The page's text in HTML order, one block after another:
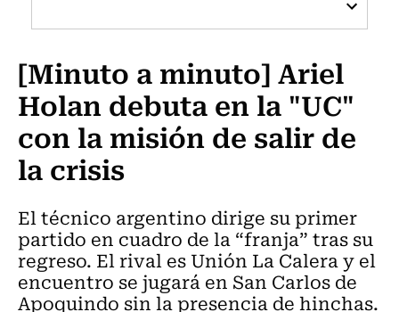
Programas Radio y TV Usach
[Minuto a minuto] Ariel
Holan debuta en la "UC"
con la misión de salir de
la crisis
El técnico argentino dirige su primer
partido en cuadro de la “franja” tras su
regreso. El rival es Unión La Calera y el
encuentro se jugará en San Carlos de
Apoquindo sin la presencia de hinchas.